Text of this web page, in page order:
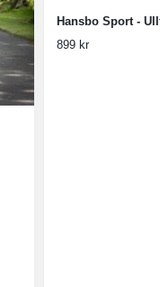
Hansbo Sport -
899 kr